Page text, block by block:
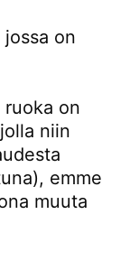
on
on
niin
emme
muuta